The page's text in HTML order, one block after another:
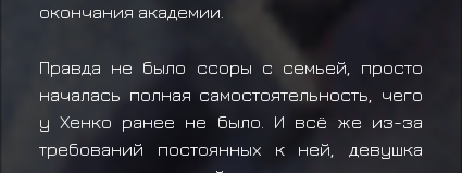
окончания академии.
Правда не было ссоры с семьей, просто
началась полная самостоятельность, чего
у Хенко ранее не было. И всё же из-за
требований постоянных к ней, девушка